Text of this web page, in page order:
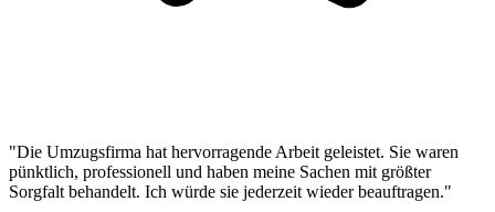
"Die Umzugsfirma hat hervorragende Arbeit geleistet. Sie waren
pünktlich, professionell und haben meine Sachen mit größter
Sorgfalt behandelt. Ich würde sie jederzeit wieder beauftragen."